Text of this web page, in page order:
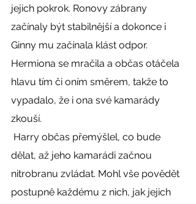
jejich pokrok. Ronovy zábrany
začínaly být stabilnější a dokonce i
Ginny mu začínala klást odpor.
Hermiona se mračila a občas otáčela
hlavu tím či oním směrem, takže to
vypadalo, že i ona své kamarády
zkouší.
dělat, až jeho kamarádi začnou
nitrobranu zvládat. Mohl vše povědět
postupně každému z nich, jak jejich